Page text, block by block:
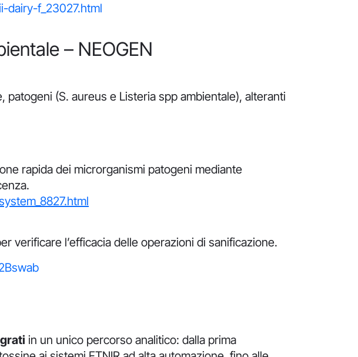
dairy-f_23027.html
– NEOGEN
(S. aureus e Listeria spp ambientale), alteranti
rapida dei microrganismi patogeni mediante
verificare l’efficacia delle operazioni di sanificazione.
in un unico percorso analitico: dalla prima